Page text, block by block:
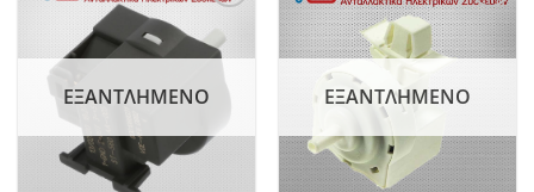
wishlist
ΕΞΑΝΤΛΗΜΈΝΟ
Add to
wishlist
ΕΞΑΝΤΛΗΜΈΝΟ